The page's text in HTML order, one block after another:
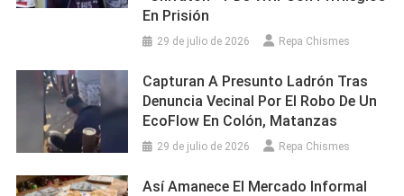
En Prisión
29 de julio de 2026 Repa Chismes
Capturan A Presunto Ladrón Tras
Denuncia Vecinal Por El Robo De Un
EcoFlow En Colón, Matanzas
29 de julio de 2026 Repa Chismes
Así Amanece El Mercado Informal